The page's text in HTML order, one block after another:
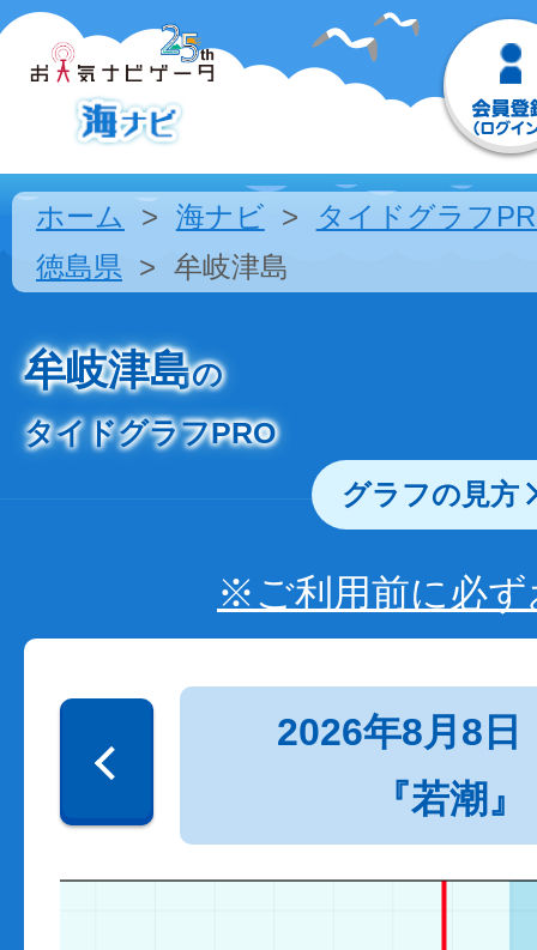
ホーム 海ナビ
タイドグラフ
徳島県
牟岐津島
牟岐津島の
タイドグラフPRO
グラフの見方
※ご利用前に必
2026年8月8日
『若潮』